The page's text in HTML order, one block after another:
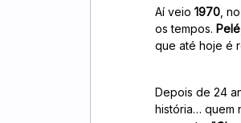
Aí veio 1970 ,
os tempos.
que até hoje é
Depois de 24
história… quem